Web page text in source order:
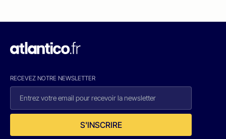
RECEVEZ NOTRE NEWSLETTER
S'INSCRIRE